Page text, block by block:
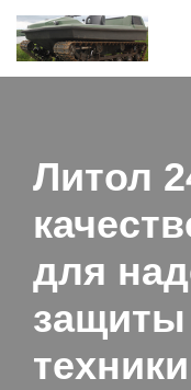
Перейти
Литол
для
техники